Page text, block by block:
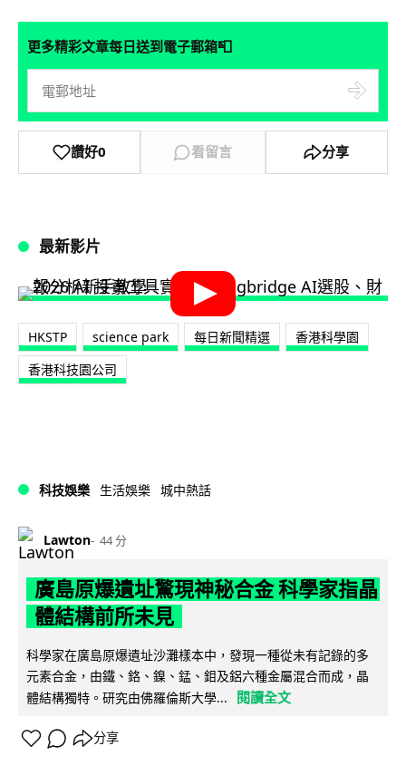
更多精彩文章每日送到電子郵箱📮
讚好0 看留言 分享
最新影片
HKSTP science park 每日新聞精選
‎香港科學園‬
香港科技園公司
科技娛樂 生活娛樂 城中熱話
Lawton 44 分
廣島原爆遺址驚現神秘合金 科學家指晶
體結構前所未見
科學家在廣島原爆遺址沙灘樣本中，發現一種從未有記錄的多
元素合金，由鐵、鉻、鎳、錳、鉬及鋁六種金屬混合而成，晶
體結構獨特。研究由佛羅倫斯大學...
閱讀全文
分享